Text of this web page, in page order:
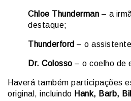
Chloe Thunderman – a
destaque;
Thunderford – o
Dr. Colosso – o coelho de
Haverá também participações
original, incluindo Hank, Barb,